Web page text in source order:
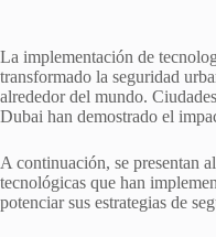
La implementación de
transformado la seguridad
alrededor del mundo.
Dubai han demostrado el
A continuación, se presentan
tecnológicas que han
potenciar sus estrategias de